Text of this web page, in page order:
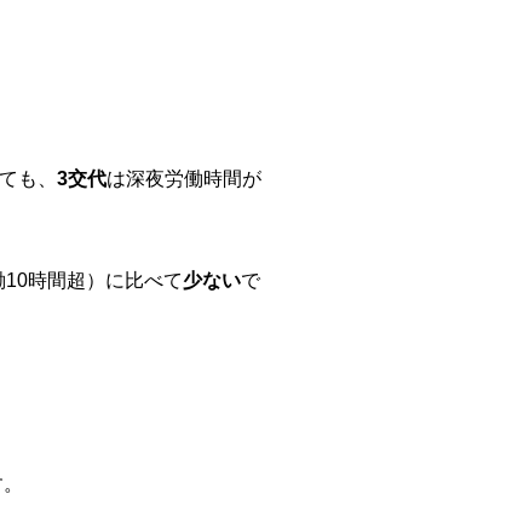
も、 3交代は深夜労働時間が
10時間超）に比べて少ないで